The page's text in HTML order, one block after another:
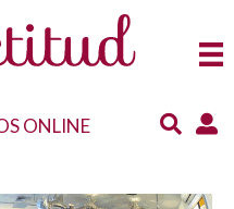
ONLINE